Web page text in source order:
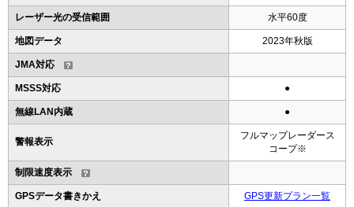
レーザー光の受信範囲 水平60度
地図データ 2023年秋版
JMA対応
MSSS対応 ●
無線LAN内蔵 ●
警報表示
フルマップレーダース
コープ※
制限速度表示
GPSデータ書きかえ GPS更新プラン一覧